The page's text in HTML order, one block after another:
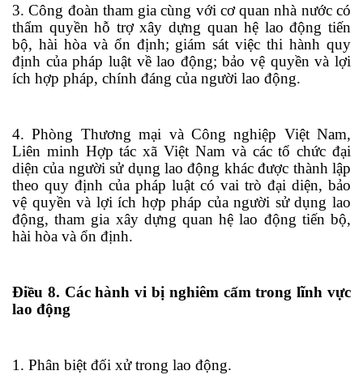
3. Công đoàn tham gia cùng với cơ quan nhà nước có
thẩm quyền hỗ trợ xây dựng quan hệ lao động tiến
bộ, hài hòa và ổn định; giám sát việc thi hành quy
định của pháp luật về lao động; bảo vệ quyền và lợi
ích hợp pháp, chính đáng của người lao động.
4. Phòng Thương mại và Công nghiệp Việt Nam,
Liên minh Hợp tác xã Việt Nam và các tổ chức đại
diện của người sử dụng lao động khác được thành lập
theo quy định của pháp luật có vai trò đại diện, bảo
vệ quyền và lợi ích hợp pháp của người sử dụng lao
động, tham gia xây dựng quan hệ lao động tiến bộ,
hài hòa và ổn định.
Điều 8. Các hành vi bị nghiêm cấm trong lĩnh vực
lao động
1. Phân biệt đối xử trong lao động.